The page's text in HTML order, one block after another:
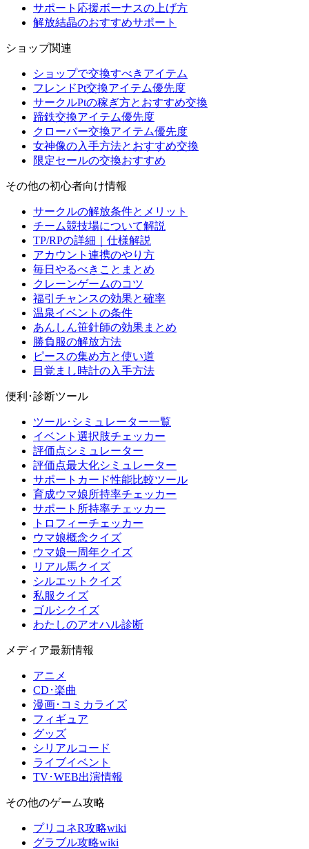
サポート応援ボーナスの上げ方
解放結晶のおすすめサポート
ショップ関連
ショップで交換すべきアイテム
フレンドPt交換アイテム優先度
サークルPtの稼ぎ方とおすすめ交換
蹄鉄交換アイテム優先度
クローバー交換アイテム優先度
女神像の入手方法とおすすめ交換
限定セールの交換おすすめ
その他の初心者向け情報
サークルの解放条件とメリット
チーム競技場について解説
TP/RPの詳細｜仕様解説
アカウント連携のやり方
毎日やるべきことまとめ
クレーンゲームのコツ
福引チャンスの効果と確率
温泉イベントの条件
あんしん笹針師の効果まとめ
勝負服の解放方法
ピースの集め方と使い道
目覚まし時計の入手方法
便利･診断ツール
ツール･シミュレーター一覧
イベント選択肢チェッカー
評価点シミュレーター
評価点最大化シミュレーター
サポートカード性能比較ツール
育成ウマ娘所持率チェッカー
サポート所持率チェッカー
トロフィーチェッカー
ウマ娘概念クイズ
ウマ娘一周年クイズ
リアル馬クイズ
シルエットクイズ
私服クイズ
ゴルシクイズ
わたしのアオハル診断
メディア最新情報
アニメ
CD･楽曲
漫画･コミカライズ
フィギュア
グッズ
シリアルコード
ライブイベント
TV･WEB出演情報
その他のゲーム攻略
プリコネR攻略wiki
グラブル攻略wiki